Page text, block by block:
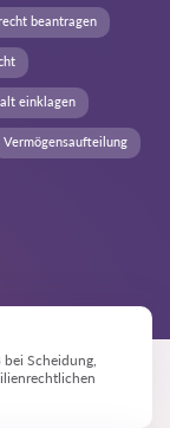
beantragen
einklagen
Vermögensaufteilung
Scheidung,